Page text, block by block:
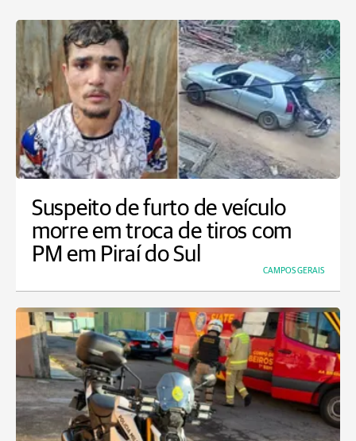
Suspeito de furto de veículo
morre em troca de tiros com
PM em Piraí do Sul
CAMPOS GERAIS